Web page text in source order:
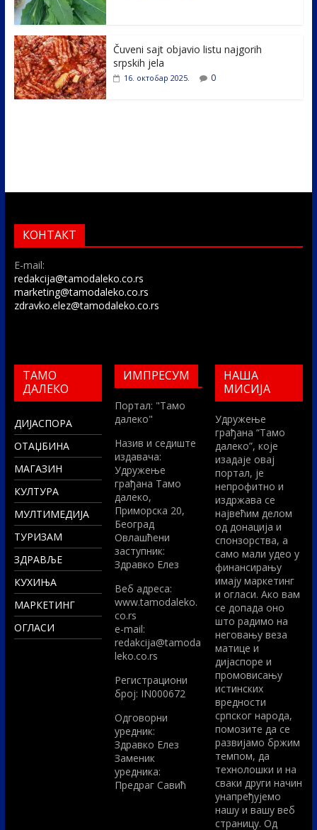
Čuveni sajt objavio listu najgorih
srpskih jela
16. октобар 2025. 0
КОНТАКТ
E-mail:
redakcija@tamodaleko.co.rs
marketing@tamodaleko.co.rs
zdravko.elez@tamodaleko.co.rs
ТАМО
ДАЛЕКО
ДИЈАСПОРА
ОТАЏБИНА
МАГАЗИН
КУЛТУРА
МУЛТИМЕДИЈА
ТУРИЗАМ
ЗДРАВЉЕ
КУХИЊА
МАРКЕТИНГ
ОГЛАСИ
ИМПРЕСУМ
Портал: "Тамо
далеко"
Назив и седиште
издавача:
Удружење
грађана Тамо
далеко,
Приморска 20,
Београд
Овлашћени
заступник:
Здравко Елез
Вeб адреса:
www.tamodaleko.
co.rs
e-mail:
redakcija@tamoda
leko.co.rs
Регистрациони
број: IN000672
Одговорни
уредник:
Здравко Елез
Заменик
уредника:
Предраг Савић
НАША
МИСИЈА
Удружење
грађана “Тамо
далеко”, које
изадаје овај
портал, је
непрофитно и
издржава се
највећим делом
од донација и
спонзорства, а
само мали удео у
финансирању
имају маркетинг
и огласи. Ако вам
се допада оно
што радимо на
неговању веза
матице и
дијаспоре и
промовисању
истинских
вредности
српског народа,
помозите да се
развијамо бржим
темпом, да
технолошки и на
сваки други начин
унапређујемо
нашу и вашу веб
страницу. Од